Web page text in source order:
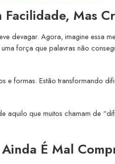
Mas
devagar. Agora, imagine essa
força que palavras não
e formas. Estão transformando
aquilo que muitos chamam de
É Mal